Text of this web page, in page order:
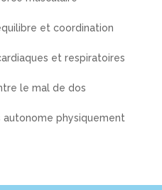
et coordination
et respiratoires
le mal de dos
physiquement